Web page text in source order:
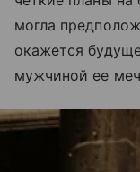
могла
окажется
мужчиной ее